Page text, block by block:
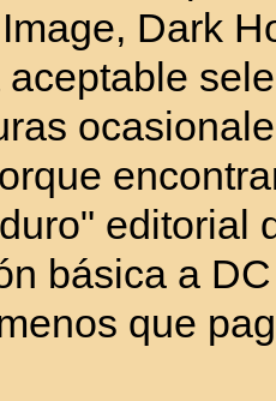
Dark
editorial
básica a
que